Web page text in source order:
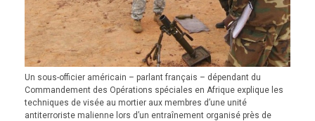
Un sous-officier américain – parlant français – dépendant du
Commandement des Opérations spéciales en Afrique explique les
techniques de visée au mortier aux membres d’une unité
antiterroriste malienne lors d’un entraînement organisé près de